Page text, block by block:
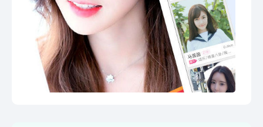
个Ta，或是想认识有趣合拍的人，无奈平
时工作太忙，生活圈子又太小。在匆忙的
城市里，每天都与千千万万路人擦肩而
过，却又没有办法彼此相识。 别再陌陌
单身一人，快来探探【十点夜聊】，一个
全新的交友平台，将给你带来惊喜和不一
样的交友体验。 【缘分】 我们基于用户